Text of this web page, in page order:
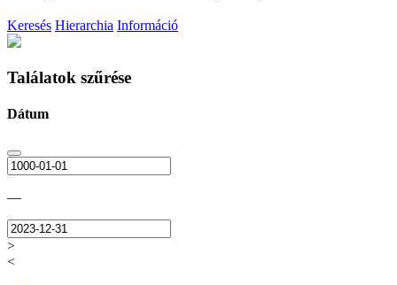
Keresés Hierarchia Információ
Találatok szűrése
Dátum
—
>
<